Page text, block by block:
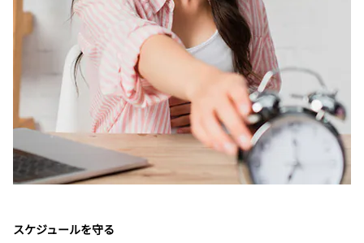
スケジュールを守る